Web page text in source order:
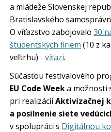
a mládeže Slovenskej
Bratislavského
O víťazstvo zabojovalo 30
študentských firiem (10 z
veľtrhu) - víťazi.
Súčasťou festivalového
EU Code Weeka možnosti
pri realizácii Aktivizačnej
a posilnenie siete
v spolupráci s Digitálnou